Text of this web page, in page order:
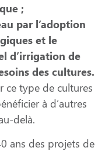
;
par l’adoption
et le
d’irrigation de
des cultures.
ce type de cultures
à d’autres
delà.
ans des projets de